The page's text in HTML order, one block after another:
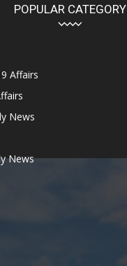
POPULAR CATEGORY
Affairs
News
News